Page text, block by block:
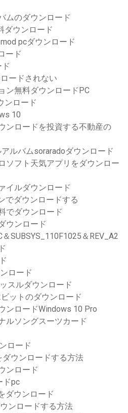
ムのダウンロード
ダウンロード
pcダウンロード
ード
ードされない
ン無料ダウンロードPC
ンロード
10
ンロードを投資する不動産の
ルバムsoraradoダウンロード
ソフト天気アプリをダウンロー
イルダウンロード
でダウンロードする
でダウンロード
ウンロード
SUBSYS_110F1025＆REV_A2
ロード
スルダウンロード
ットのダウンロード
ンロードWindows 10 Pro
ルソングスーツカード
ロード
ダウンロードする方法
ンロード
ドpc
ダウンロード
ンロードする方法